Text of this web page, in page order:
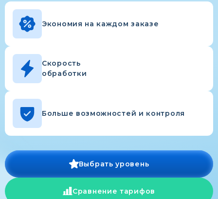
Экономия на каждом заказе
Скорость
обработки
Больше возможностей и контроля
Выбрать уровень
Сравнение тарифов